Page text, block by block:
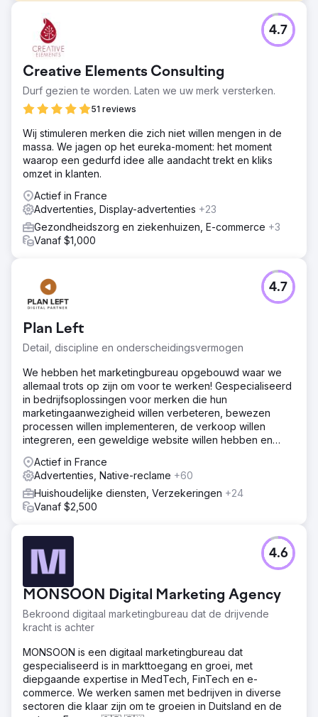
Uitdaging
Phoenix Marketing ondersteunde het Sussex Cancer
Fund met marketingactiviteiten om donaties voor de
liefdadigheidsinstelling te genereren met behulp van
digitale en traditionele vormen van mediaondersteuning.
Oplossing
We hebben het business ambassador-programma
zakenwereld na de lockdown. We hebben advies
gegeven over digitale marketingideeën die meer
bewustzijn creëerden om organisch verkeer te
genereren.
Resultaat
£50k gegenereerd Door videocontent te gebruiken om
regelmatige bijeenkomsten te promoten, konden we
evenementen faciliteren die £50k aan sponsorinkomsten
bevorderden door in 2023 talrijke bedrijven toe te
voegen. Stijging van 30% Het fonds zag een stijging van
30% in webverkeer in 2022/23
Naar bureaupagina
Creative Elements Consulting
Durf gezien te worden. Laten we uw merk versterken.
51 reviews
4.7
Wij stimuleren merken die zich niet willen mengen in de
massa. We jagen op het eureka-moment: het moment
waarop een gedurfd idee alle aandacht trekt en kliks
omzet in klanten.
Actief in France
Advertenties, Display-advertenties +23
Gezondheidszorg en ziekenhuizen, E-commerce +3
Vanaf $1,000
Plan Left
Detail, discipline en onderscheidingsvermogen
4.7
We hebben het marketingbureau opgebouwd waar we
allemaal trots op zijn om voor te werken! Gespecialiseerd
in bedrijfsoplossingen voor merken die hun
marketingaanwezigheid willen verbeteren, bewezen
processen willen implementeren, de verkoop willen
integreren, een geweldige website willen hebben en
Actief in France
Advertenties, Native-reclame +60
Huishoudelijke diensten, Verzekeringen +24
Vanaf $2,500
MONSOON Digital Marketing Agency
Bekroond digitaal marketingbureau dat de drijvende
kracht is achter
4.6
MONSOON is een digitaal marketingbureau dat
gespecialiseerd is in markttoegang en groei, met
diepgaande expertise in MedTech, FinTech en e-
commerce. We werken samen met bedrijven in diverse
sectoren die klaar zijn om te groeien in Duitsland en de